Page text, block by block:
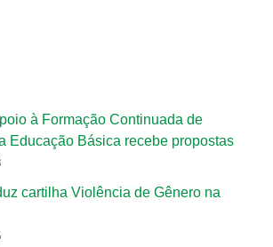
à Formação Continuada de
Educação Básica recebe propostas
cartilha Violência de Gênero na